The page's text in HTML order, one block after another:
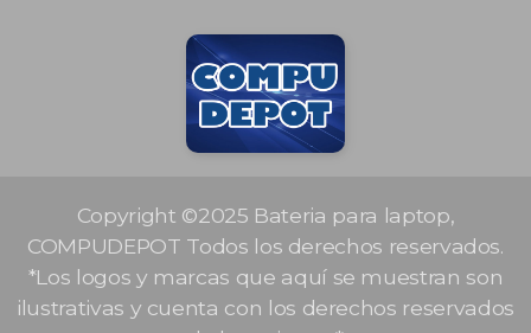
Copyright ©2025 Bateria para laptop,
COMPUDEPOT Todos los derechos reservados.
*Los logos y marcas que aquí se muestran son
ilustrativas y cuenta con los derechos reservados